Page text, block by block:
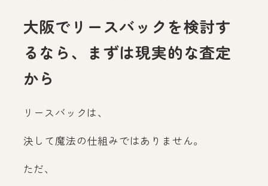
大阪でリースバックを検討す
るなら、まずは現実的な査定
から
リースバックは、
決して魔法の仕組みではありません。
ただ、